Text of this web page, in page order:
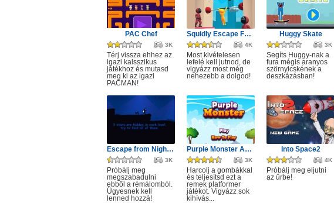
PAC Chef
3K
Térj vissza ehhez az
igazi kalsszikus
játékhoz és mutasd
meg ki az igazi
PACMAN!
Squidly Escape Fall Guy 3D
4K
Most kivételesen
lefelé kell jutnod, de
vigyázz most még
nehezebb a dolgod!
Huggy Skate
3K
Segíts Huggy-nak a
fura mégis aranyos
szörnyicskének a
deszkázásban!
Escape from Nightmare
3K
Próbálj meg
megszabadulni
ebből a rémálomból.
Ügyesnek kell
lenned hozzá!
Purple Monster Adventure
3K
Harcolj a gombákkal
és teljesítsd ezt a
remek platformer
játékot. Vigyázz sok
kihívás...
Into Space2
4K
Próbálj meg eljutni
az űrbe!